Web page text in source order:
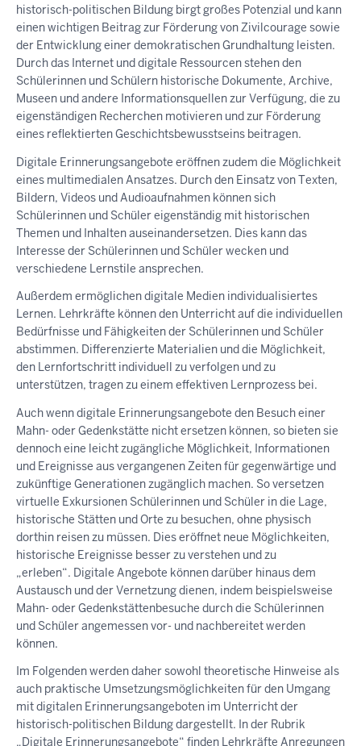
historisch-politischen Bildung birgt großes Potenzial und kann
einen wichtigen Beitrag zur Förderung von Zivilcourage sowie
der Entwicklung einer demokratischen Grundhaltung leisten.
Durch das Internet und digitale Ressourcen stehen den
Schülerinnen und Schülern historische Dokumente, Archive,
Museen und andere Informationsquellen zur Verfügung, die zu
eigenständigen Recherchen motivieren und zur Förderung
eines reflektierten Geschichtsbewusstseins beitragen.
Digitale Erinnerungsangebote eröffnen zudem die Möglichkeit
eines multimedialen Ansatzes. Durch den Einsatz von Texten,
Bildern, Videos und Audioaufnahmen können sich
Schülerinnen und Schüler eigenständig mit historischen
Themen und Inhalten auseinandersetzen. Dies kann das
Interesse der Schülerinnen und Schüler wecken und
verschiedene Lernstile ansprechen.
Außerdem ermöglichen digitale Medien individualisiertes
Lernen. Lehrkräfte können den Unterricht auf die individuellen
Bedürfnisse und Fähigkeiten der Schülerinnen und Schüler
abstimmen. Differenzierte Materialien und die Möglichkeit,
den Lernfortschritt individuell zu verfolgen und zu
unterstützen, tragen zu einem effektiven Lernprozess bei.
Auch wenn digitale Erinnerungsangebote den Besuch einer
Mahn- oder Gedenkstätte nicht ersetzen können, so bieten sie
dennoch eine leicht zugängliche Möglichkeit, Informationen
und Ereignisse aus vergangenen Zeiten für gegenwärtige und
zukünftige Generationen zugänglich machen. So versetzen
virtuelle Exkursionen Schülerinnen und Schüler in die Lage,
historische Stätten und Orte zu besuchen, ohne physisch
dorthin reisen zu müssen. Dies eröffnet neue Möglichkeiten,
historische Ereignisse besser zu verstehen und zu
„erleben“. Digitale Angebote können darüber hinaus dem
Austausch und der Vernetzung dienen, indem beispielsweise
Mahn- oder Gedenkstättenbesuche durch die Schülerinnen
und Schüler angemessen vor- und nachbereitet werden
können.
Im Folgenden werden daher sowohl theoretische Hinweise als
auch praktische Umsetzungsmöglichkeiten für den Umgang
mit digitalen Erinnerungsangeboten im Unterricht der
historisch-politischen Bildung dargestellt. In der Rubrik
„Digitale Erinnerungsangebote“ finden Lehrkräfte Anregungen